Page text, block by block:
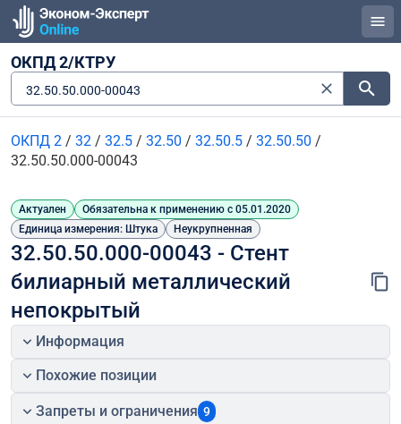
ОКПД 2/КТРУ
32.50.50.000-00043
ОКПД 2 / 32 / 32.5 / 32.50 / 32.50.5 / 32.50.50 /
32.50.50.000-00043
Актуален
Обязательна к применению с 05.01.2020
Единица измерения: Штука
Неукрупненная
32.50.50.000-00043 - Стент
билиарный металлический
непокрытый
Информация
Похожие позиции
Запреты и ограничения 9